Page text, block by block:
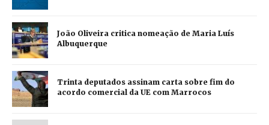
João Oliveira critica nomeação de Maria Luís
Albuquerque
Trinta deputados assinam carta sobre fim do
acordo comercial da UE com Marrocos